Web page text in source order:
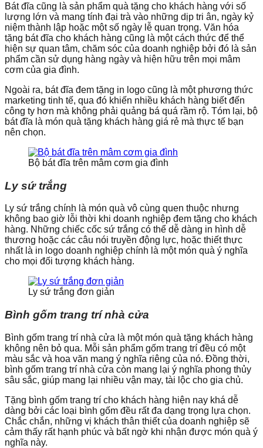
Bát đĩa cũng là sản phẩm quà tặng cho khách hàng với số
lượng lớn và mang tính đại trà vào những dịp tri ân, ngày kỷ
niệm thành lập hoặc một số ngày lễ quan trọng. Văn hóa
tặng bát đĩa cho khách hàng cũng là một cách thức để thể
hiện sự quan tâm, chăm sóc của doanh nghiệp bởi đó là sản
phẩm cần sử dụng hàng ngày và hiện hữu trên mọi mâm
cơm của gia đình.
Ngoài ra, bát đĩa đem tặng in logo cũng là một phương thức
marketing tinh tế, qua đó khiến nhiều khách hàng biết đến
công ty hơn mà không phải quảng bá quá rầm rộ. Tóm lại, bộ
bát đĩa là món quà tặng khách hàng giá rẻ mà thực tế bạn
nên chọn.
Bộ bát đĩa trên mâm cơm gia đình
Ly sứ trắng
Ly sứ trắng chính là món quà vô cùng quen thuộc nhưng
không bao giờ lỗi thời khi doanh nghiệp đem tặng cho khách
hàng. Những chiếc cốc sứ trắng có thể dễ dàng in hình dễ
thương hoặc các câu nói truyền động lực, hoặc thiết thực
nhất là in logo doanh nghiệp chính là một món quà ý nghĩa
cho mọi đối tượng khách hàng.
Ly sứ trắng đơn giản
Bình gốm trang trí nhà cửa
Bình gốm trang trí nhà cửa là một món quà tặng khách hàng
không nên bỏ qua. Mỗi sản phẩm gốm trang trí đều có một
màu sắc và hoa văn mang ý nghĩa riêng của nó. Đồng thời,
bình gốm trang trí nhà cửa còn mang lại ý nghĩa phong thủy
sâu sắc, giúp mang lại nhiều vận may, tài lộc cho gia chủ.
Tặng bình gốm trang trí cho khách hàng hiện nay khá dễ
dàng bởi các loại bình gốm đều rất đa dạng trọng lựa chọn.
Chắc chắn, những vị khách thân thiết của doanh nghiệp sẽ
cảm thấy rất hạnh phúc và bất ngờ khi nhận được món quà ý
nghĩa này.